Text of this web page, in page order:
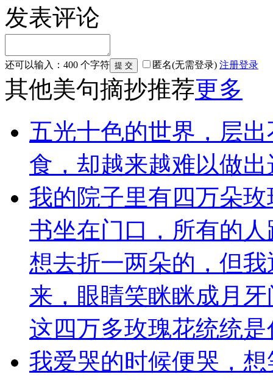
发表评论
还可以输入： 400 个字符 匿名(无需登录) 注册登录
其他美句摘抄推荐更多
五光十色的世界，层
食，却越来越难以做
我的院子里有四万朵
书坐在门口，所有的
想去折一两朵的，但
来，眼睛笑眯眯成月
这四万多玫瑰花统统
我爱哭的时候便哭，